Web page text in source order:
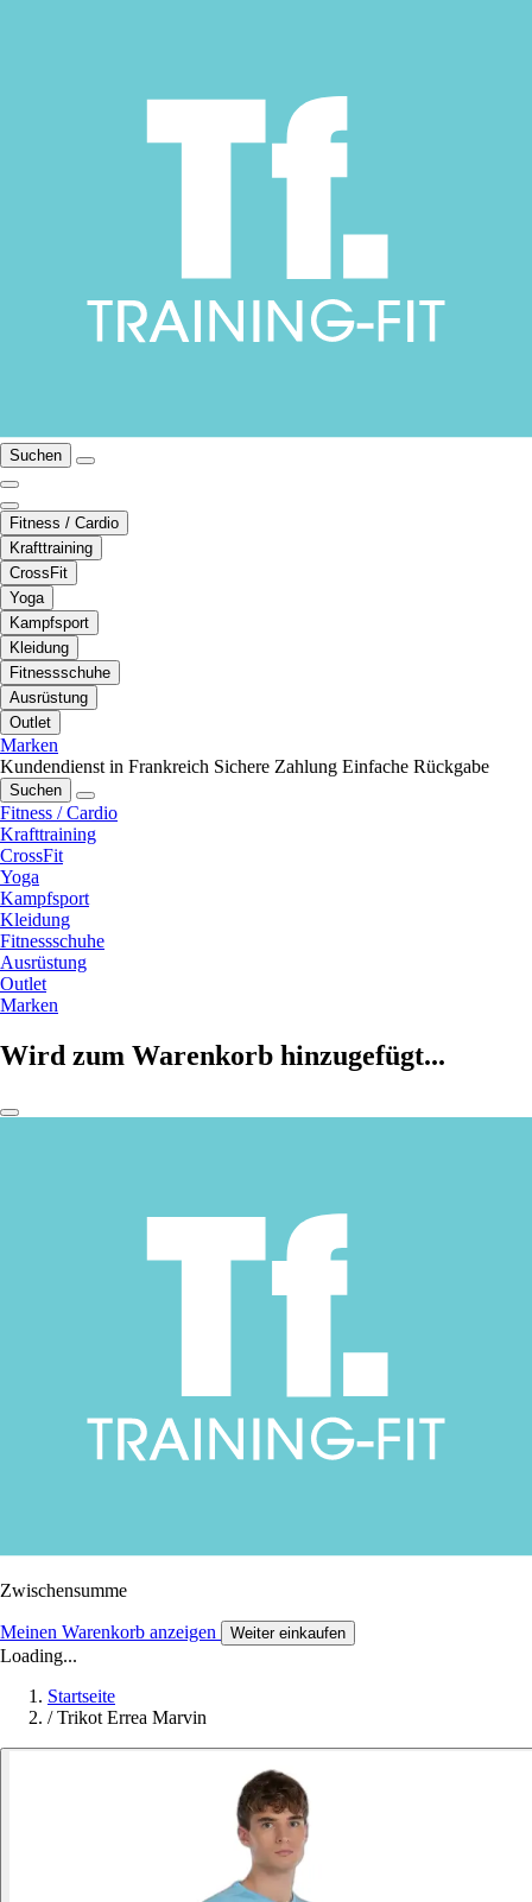
Suchen
Fitness / Cardio
Krafttraining
CrossFit
Yoga
Kampfsport
Kleidung
Fitnessschuhe
Ausrüstung
Outlet
Marken
Kundendienst in Frankreich Sichere Zahlung Einfache Rückgabe
Suchen
Fitness / Cardio
Krafttraining
CrossFit
Yoga
Kampfsport
Kleidung
Fitnessschuhe
Ausrüstung
Outlet
Marken
Wird zum Warenkorb hinzugefügt...
Zwischensumme
Meinen Warenkorb anzeigen Weiter einkaufen
Loading...
Startseite
/ Trikot Errea Marvin